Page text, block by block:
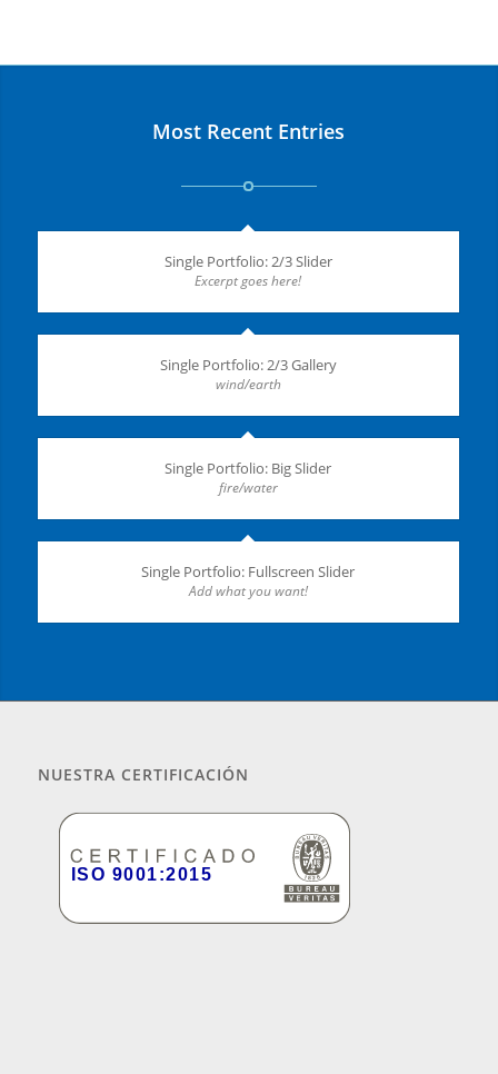
Most Recent Entries
Single Portfolio: 2/3 Slider
Excerpt goes here!
Single Portfolio: 2/3 Gallery
wind/earth
Single Portfolio: Big Slider
fire/water
Single Portfolio: Fullscreen Slider
Add what you want!
NUESTRA CERTIFICACIÓN